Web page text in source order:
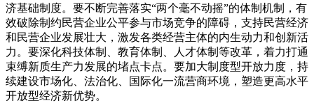
济基础制度。要不断完善落实“两个毫不动摇”的体制机制，有
效破除制约民营企业公平参与市场竞争的障碍，支持民营经济
和民营企业发展壮大，激发各类经营主体的内生动力和创新活
力。要深化科技体制、教育体制、人才体制等改革，着力打通
束缚新质生产力发展的堵点卡点。要加大制度型开放力度，持
续建设市场化、法治化、国际化一流营商环境，塑造更高水平
开放型经济新优势。